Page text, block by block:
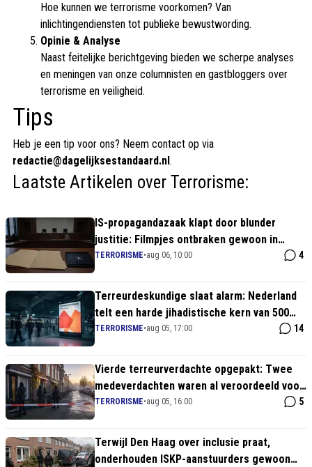
Hoe kunnen we terrorisme voorkomen? Van
inlichtingendiensten tot publieke bewustwording.
Opinie & Analyse
Naast feitelijke berichtgeving bieden we scherpe analyses
en meningen van onze columnisten en gastbloggers over
terrorisme en veiligheid.
Tips
Heb je een tip voor ons? Neem contact op via
redactie@dagelijksestandaard.nl .
Laatste Artikelen over Terrorisme:
IS-propagandazaak klapt door blunder
justitie: Filmpjes ontbraken gewoon in
strafdossier!
TERRORISME•aug 06, 10:00 4
Terreurdeskundige slaat alarm: Nederland
telt een harde jihadistische kern van 500
man
TERRORISME•aug 05, 17:00 14
Vierde terreurverdachte opgepakt: Twee
medeverdachten waren al veroordeeld voor
aanslagvoorbereiding!
TERRORISME•aug 05, 16:00 5
Terwijl Den Haag over inclusie praat,
onderhouden ISKP-aanstuurders gewoon